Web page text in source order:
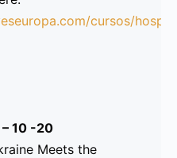
cursos/
10 -20
Meets the
aquí